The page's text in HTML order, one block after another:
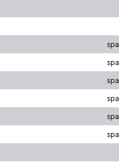
spa
spa
spa
spa
spa
spa